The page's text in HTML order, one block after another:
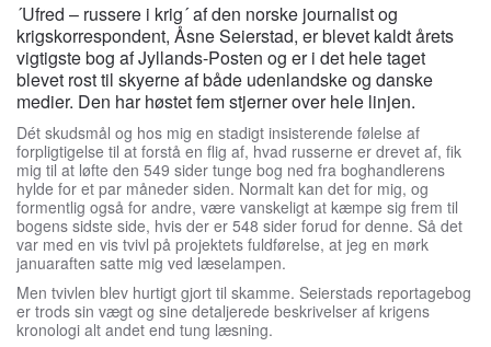
´Ufred – russere i krig´ af den norske journalist og
krigskorrespondent, Åsne Seierstad, er blevet kaldt årets
vigtigste bog af Jyllands-Posten og er i det hele taget
blevet rost til skyerne af både udenlandske og danske
medier. Den har høstet fem stjerner over hele linjen.
Dét skudsmål og hos mig en stadigt insisterende følelse af
forpligtigelse til at forstå en flig af, hvad russerne er drevet af, fik
mig til at løfte den 549 sider tunge bog ned fra boghandlerens
hylde for et par måneder siden. Normalt kan det for mig, og
formentlig også for andre, være vanskeligt at kæmpe sig frem til
bogens sidste side, hvis der er 548 sider forud for denne. Så det
var med en vis tvivl på projektets fuldførelse, at jeg en mørk
januaraften satte mig ved læselampen.
Men tvivlen blev hurtigt gjort til skamme. Seierstads reportagebog
er trods sin vægt og sine detaljerede beskrivelser af krigens
kronologi alt andet end tung læsning.